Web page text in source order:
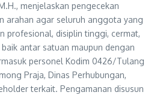
menjelaskan pengecekan
arahan agar seluruh anggota yang
profesional, disiplin tinggi, cermat,
antar satuan maupun dengan
personel Kodim 0426/Tulang
Praja, Dinas Perhubungan,
terkait. Pengamanan disusun